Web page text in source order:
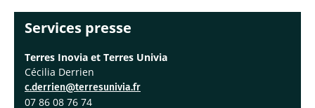
Services presse
Terres Inovia et Terres Univia
Cécilia Derrien
c.derrien@terresunivia.fr
07 86 08 76 74